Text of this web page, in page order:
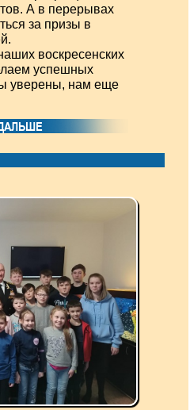
А в перерывах
за призы в
воскресенских
успешных
уверены, нам еще